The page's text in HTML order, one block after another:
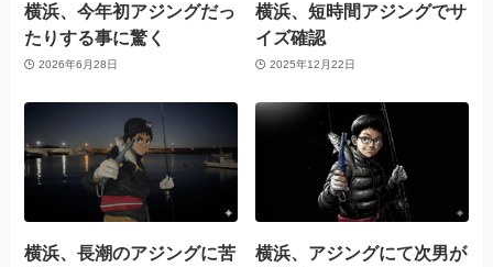
横浜、今年初アジングだっ
たりする事に驚く
2026年6月28日
横浜、短時間アジングでサ
イズ確認
2025年12月22日
横浜、長潮のアジングに苦
横浜、アジングにて次男が